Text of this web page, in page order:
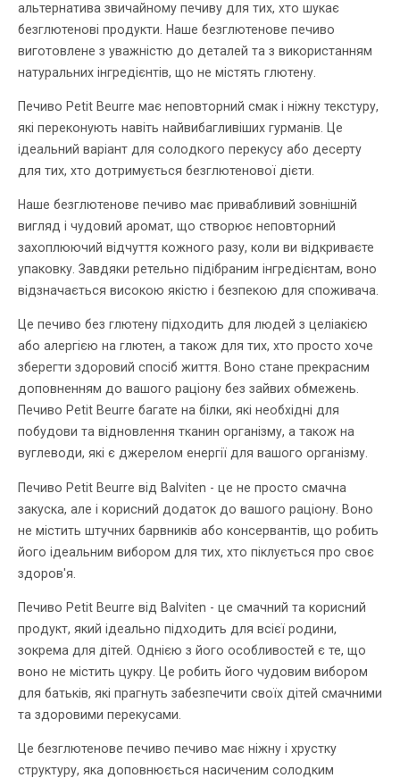
альтернатива звичайному печиву для тих, хто шукає
безглютенові продукти. Наше безглютенове печиво
виготовлене з уважністю до деталей та з використанням
натуральних інгредієнтів, що не містять глютену.
Печиво Petit Beurre має неповторний смак і ніжну текстуру,
які переконують навіть найвибагливіших гурманів. Це
ідеальний варіант для солодкого перекусу або десерту
для тих, хто дотримується безглютенової дієти.
Наше безглютенове печиво має привабливий зовнішній
вигляд і чудовий аромат, що створює неповторний
захоплюючий відчуття кожного разу, коли ви відкриваєте
упаковку. Завдяки ретельно підібраним інгредієнтам, воно
відзначається високою якістю і безпекою для споживача.
Це печиво без глютену підходить для людей з целіакією
або алергією на глютен, а також для тих, хто просто хоче
зберегти здоровий спосіб життя. Воно стане прекрасним
доповненням до вашого раціону без зайвих обмежень.
Печиво Petit Beurre багате на білки, які необхідні для
побудови та відновлення тканин організму, а також на
вуглеводи, які є джерелом енергії для вашого організму.
Печиво Petit Beurre від Balviten - це не просто смачна
закуска, але і корисний додаток до вашого раціону. Воно
не містить штучних барвників або консервантів, що робить
його ідеальним вибором для тих, хто піклується про своє
здоров'я.
Печиво Petit Beurre від Balviten - це смачний та корисний
продукт, який ідеально підходить для всієї родини,
зокрема для дітей. Однією з його особливостей є те, що
воно не містить цукру. Це робить його чудовим вибором
для батьків, які прагнуть забезпечити своїх дітей смачними
та здоровими перекусами.
Це безглютенове печиво печиво має ніжну і хрустку
структуру, яка доповнюється насиченим солодким